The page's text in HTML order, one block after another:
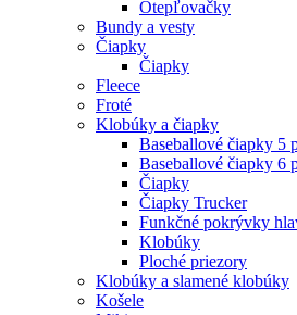
Otepľovačky
Bundy a vesty
Čiapky
Čiapky
Fleece
Froté
Klobúky a čiapky
Baseballové čiapky 5
Baseballové čiapky 6
Čiapky
Čiapky Trucker
Funkčné pokrývky
Klobúky
Ploché priezory
Klobúky a slamené klobúky
Košele